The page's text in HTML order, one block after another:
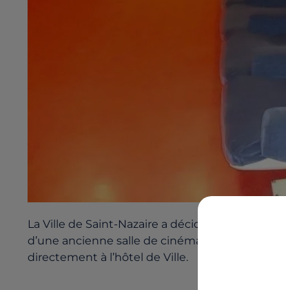
La Ville de Saint-Nazaire a décidé de vendre
d’une ancienne salle de cinéma, de la
directement à l’hôtel de Ville.